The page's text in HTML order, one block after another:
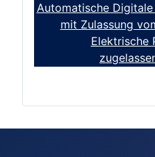
Automatische
mit Zulassung
Elektrische